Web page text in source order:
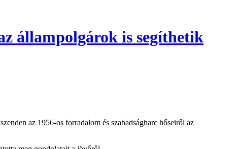
állampolgárok is segíthetik
az 1956-os forradalom és szabadságharc hőseiről az